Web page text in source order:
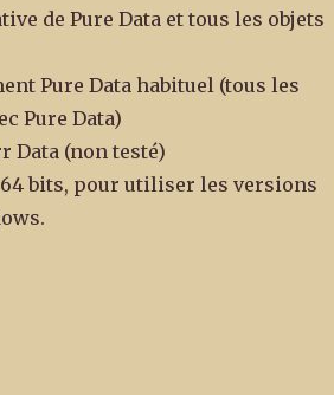
de Pure Data et tous les objets
Pure Data habituel (tous les
Pure Data)
Data (non testé)
bits, pour utiliser les versions